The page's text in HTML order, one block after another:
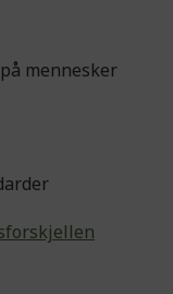
mennesker